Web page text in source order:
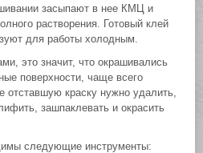
засыпают в нее КМЦ и
растворения. Готовый клей
для работы холодным.
это значит, что окрашивались
поверхности, чаще всего
отставшую краску нужно удалить,
зашпаклевать и окрасить
следующие инструменты: